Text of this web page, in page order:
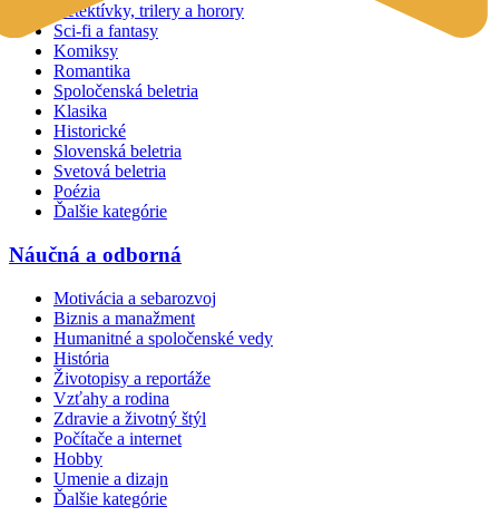
Detektívky, trilery a horory
Sci-fi a fantasy
Komiksy
Romantika
Spoločenská beletria
Klasika
Historické
Slovenská beletria
Svetová beletria
Poézia
Ďalšie kategórie
Náučná a odborná
Motivácia a sebarozvoj
Biznis a manažment
Humanitné a spoločenské vedy
História
Životopisy a reportáže
Vzťahy a rodina
Zdravie a životný štýl
Počítače a internet
Hobby
Umenie a dizajn
Ďalšie kategórie